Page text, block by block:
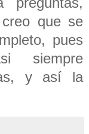
que se
pues
siempre
y así la